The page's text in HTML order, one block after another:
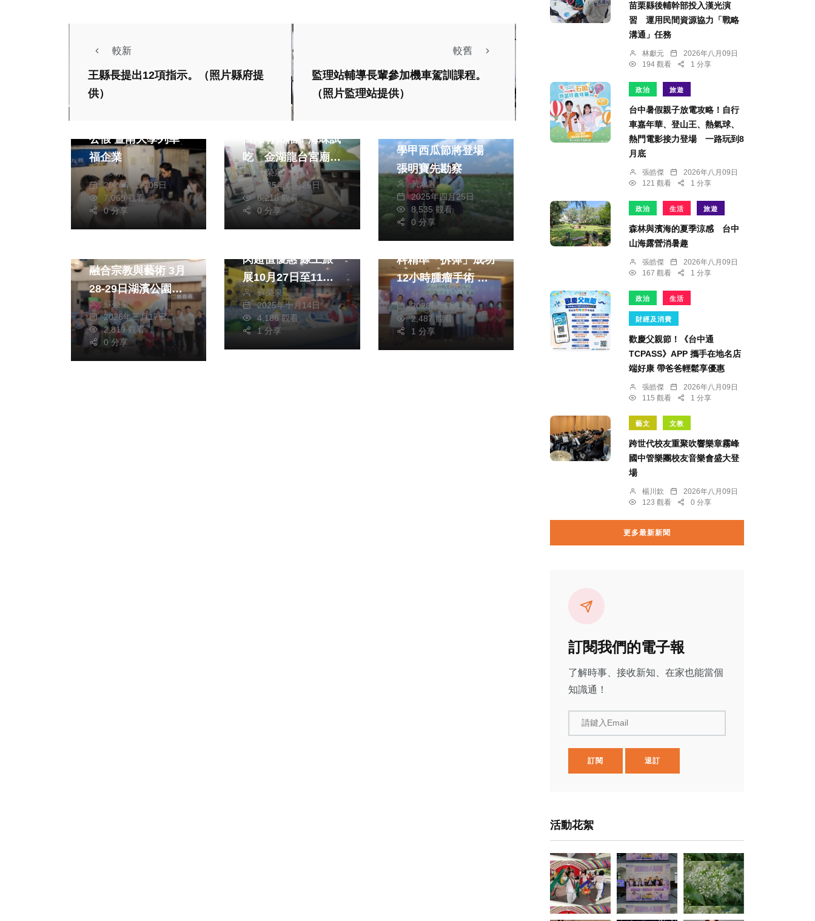
較新
王縣長提出12項指示。（照片縣府提
供）
較舊
監理站輔導長輩參加機車駕訓課程。
（照片監理站提供）
生活 文教
綜合
公假 暨南大學列幸
福企業
陳朝枝
2024年二月05日
7,069 觀看
0 分享
社會 生活
美食
（影音）／29日來
口湖有口福！海味試
吃 金湖龍台宮廟前
廣埕文化共饗
蘇榮泉
2025年六月26日
6,218 觀看
0 分享
學甲西瓜節將登場
張明寶先勘察
黃永豐
2025年四月25日
8,535 觀看
0 分享
熱門
綜合
融合宗教與藝術 3月
28-29日湖濱公園熱
鬧登場
蘇榮泉
2026年三月17日
2,819 觀看
0 分享
熱門 生活
閃超值優惠 線上旅
展10月27日至11月
16日登場
蘇榮泉
2025年十月14日
4,186 觀看
1 分享
熱門 健康及醫療
綜合
嘉義基督教醫院跨三
科精準「拆彈」成功
12小時腫瘤手術 解
除「壓迫人生」
蘇榮泉
2026年五月12日
2,487 觀看
1 分享
苗栗縣後輔幹部投入漢光演
習 運用民間資源協力「戰略
溝通」任務
林獻元
2026年八月09日
194 觀看
1 分享
政治 旅遊
台中暑假親子放電攻略！自行
車嘉年華、登山王、熱氣球、
熱門電影接力登場 一路玩到8
月底
張皓傑
2026年八月09日
121 觀看
1 分享
政治 生活 旅遊
森林與濱海的夏季涼感 台中
山海露營消暑趣
張皓傑
2026年八月09日
167 觀看
1 分享
政治 生活
財經及消費
歡慶父親節！《台中通
TCPASS》APP 攜手在地名店
端好康 帶爸爸輕鬆享優惠
張皓傑
2026年八月09日
115 觀看
1 分享
藝文 文教
跨世代校友重聚吹響樂章霧峰
國中管樂團校友音樂會盛大登
場
楊川欽
2026年八月09日
123 觀看
0 分享
更多最新新聞
訂閱我們的電子報
了解時事、接收新知、在家也能當個
知識通！
請鍵入Email
訂閱 退訂
活動花絮